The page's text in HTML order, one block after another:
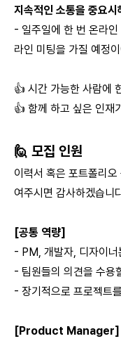
지속적인 소통을 중요시
- 일주일에 한 번 온라
라인 미팅을 가질 예정
👍 시간 가능한 사람에
👍 함께 하고 싶은 인재
🙋 모집 인원
이력서 혹은 포트폴리
여주시면 감사하겠습니
[공통 역량]
- PM, 개발자, 디자이너
- 팀원들의 의견을 수용
- 장기적으로 프로젝트
[Product Manager]